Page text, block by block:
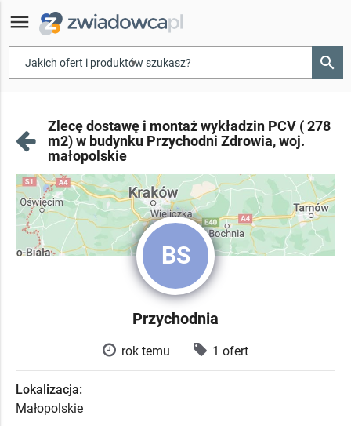
menu
▾ search
Zlecę dostawę i montaż wykładzin PCV ( 278
m2) w budynku Przychodni Zdrowia, woj.
małopolskie
BS
Przychodnia
rok temu 1 ofert
Lokalizacja:
Małopolskie